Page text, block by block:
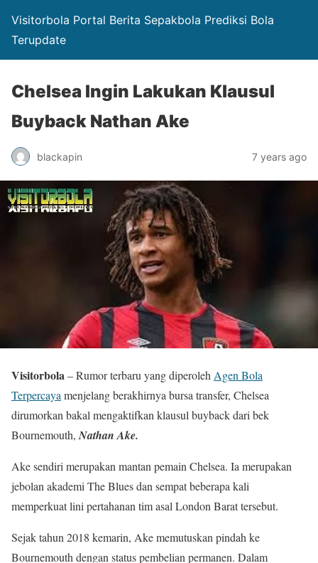
Visitorbola Portal Berita Sepakbola Prediksi Bola
Terupdate
Chelsea Ingin Lakukan Klausul
Buyback Nathan Ake
blackapin 7 years ago
Visitorbola– Rumor terbaru yang diperolehAgen Bola
Terpercayamenjelang berakhirnya bursa transfer, Chelsea
dirumorkan bakal mengaktifkan klausul buyback dari bek
Bournemouth,Nathan Ake.
Ake sendiri merupakan mantan pemain Chelsea. Ia merupakan
jebolan akademi The Blues dan sempat beberapa kali
memperkuat lini pertahanan tim asal London Barat tersebut.
Sejak tahun 2018 kemarin, Ake memutuskan pindah ke
Bournemouth dengan status pembelian permanen. Dalam